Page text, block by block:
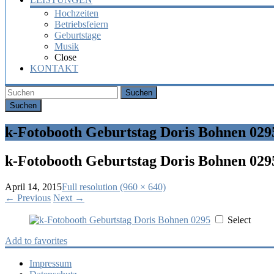
Hochzeiten
Betriebsfeiern
Geburtstage
Musik
Close
KONTAKT
Suchen
k-Fotobooth Geburtstag Doris Bohnen
k-Fotobooth Geburtstag Doris Bohnen
April 14, 2015Full resolution (960 × 640)
← Previous Next →
Select
Add to favorites
Impressum